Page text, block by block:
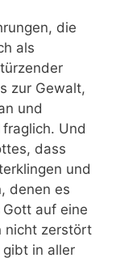
die
als
zur Gewalt,
und
Und
dass
und
denen es
auf eine
nicht zerstört
in aller